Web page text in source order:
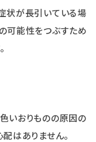
状が長引いている場
可能性をつぶすため
いおりものの原因の
はありません。